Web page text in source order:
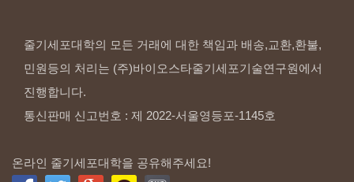
줄기세포대학의 모든 거래에 대한 책임과 배송,교환,환불,
민원등의 처리는 (주)바이오스타줄기세포기술연구원에서
진행합니다.
통신판매 신고번호 : 제 2022-서울영등포-1145호
온라인 줄기세포대학을 공유해주세요!